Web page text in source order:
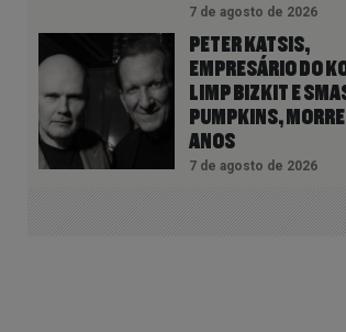
7 de agosto de 2026
PETER KATSIS,
EMPRESÁRIO DO
LIMP BIZKIT E
PUMPKINS,
ANOS
7 de agosto de 2026